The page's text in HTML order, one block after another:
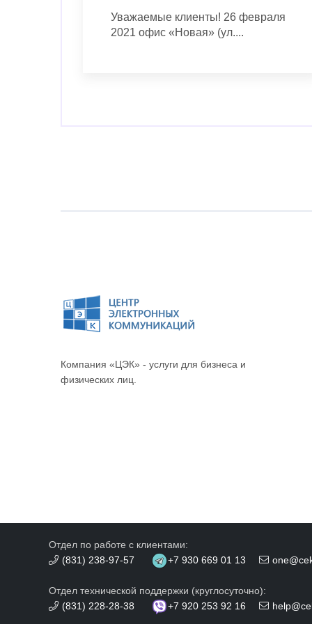
Уважаемые клиенты! 26 февраля
2021 офис «Новая» (ул....
Компания «ЦЭК» - услуги для бизнеса и
физических лиц.
Отдел по работе с клиентами:
(831) 238-97-57
+7 930 669 01 13
Отдел технической поддержки (круглосуточно):
(831) 228-28-38
+7 920 253 92 16